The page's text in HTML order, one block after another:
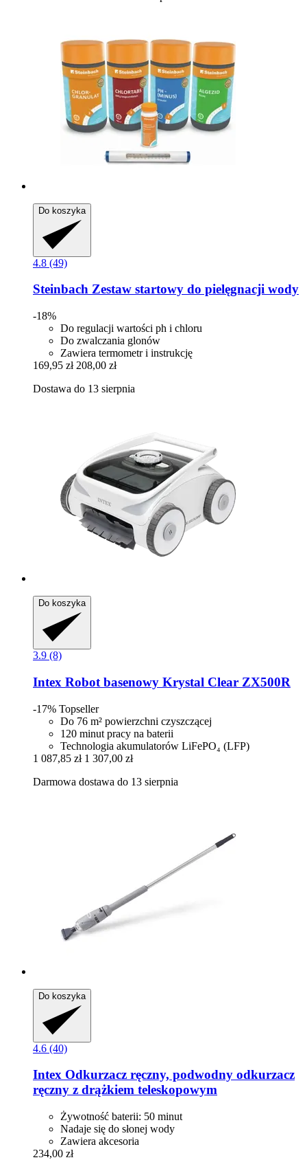
Do koszyka
4.8 (49)
Steinbach Zestaw startowy do pielęgnacji wody
-18%
Do regulacji wartości ph i chloru
Do zwalczania glonów
Zawiera termometr i instrukcję
169,95 zł 208,00 zł
Dostawa do 13 sierpnia
Do koszyka
3.9 (8)
Intex Robot basenowy Krystal Clear ZX500R
-17% Topseller
Do 76 m² powierzchni czyszczącej
120 minut pracy na baterii
Technologia akumulatorów LiFePO₄ (LFP)
1 087,85 zł 1 307,00 zł
Darmowa dostawa do 13 sierpnia
Do koszyka
4.6 (40)
Intex Odkurzacz ręczny, podwodny odkurzacz
ręczny z drążkiem teleskopowym
Żywotność baterii: 50 minut
Nadaje się do słonej wody
Zawiera akcesoria
234,00 zł